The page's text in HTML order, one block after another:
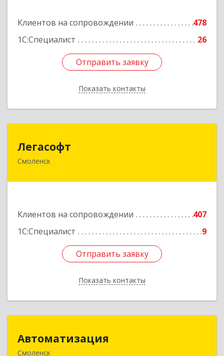
Клиентов на сопровождении
478
1С:Специалист
26
Отправить заявку
Показать контакты
Отправить заявку
Назад
Легасофт
Смоленск
Клиентов на сопровождении
407
1С:Специалист
9
Отправить заявку
Показать контакты
214018, Смоленская обл, Смоленск г, Ново-
Отправить заявку
Назад
Автоматизация
Смоленск